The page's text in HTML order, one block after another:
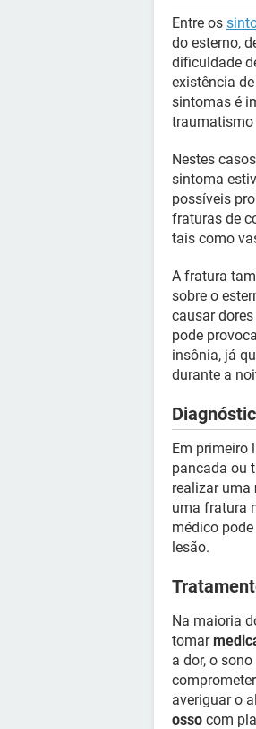
Entre os
do esterno,
dificuldade
existência
sintomas é
traumatismo
Nestes
sintoma
possíveis
fraturas de
tais como
A fratura
sobre o
causar
pode
insônia, já
durante a
Em primeiro
pancada ou
realizar uma
uma fratura
médico
lesão.
Na maioria
tomar
a dor, o
averiguar o
osso com